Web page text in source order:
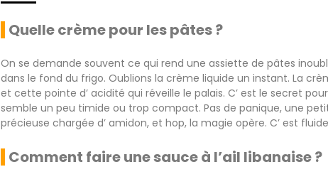
Quelle crème pour les pâtes ?
On se demande souvent ce qui rend une assiette de pâtes
dans le fond du frigo. Oublions la crème liquide un instant. La
et cette pointe d’ acidité qui réveille le palais. C’ est le secret
semble un peu timide ou trop compact. Pas de panique, une
précieuse chargée d’ amidon, et hop, la magie opère. C’ est
Comment faire une sauce à l’ail libanaise ?